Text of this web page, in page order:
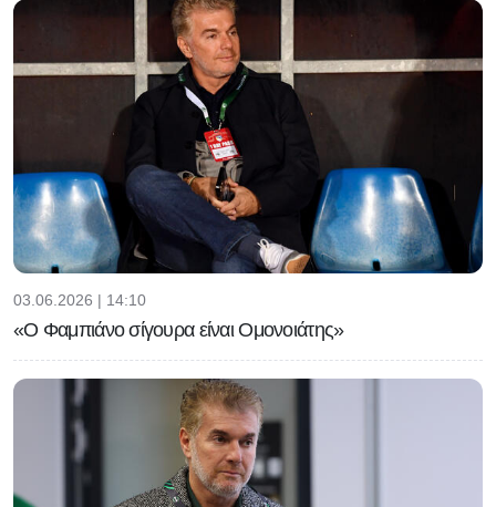
03.06.2026 | 14:10
«Ο Φαμπιάνο σίγουρα είναι Ομονοιάτης»